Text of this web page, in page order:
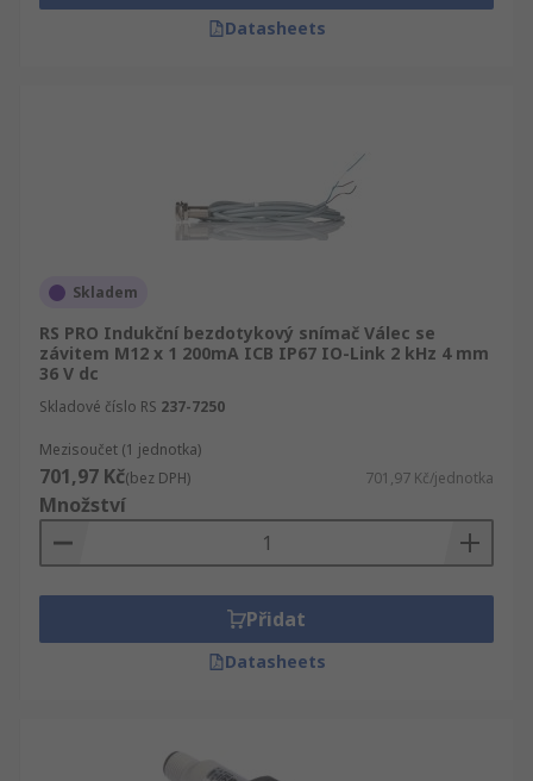
Datasheets
Skladem
RS PRO Indukční bezdotykový snímač Válec se
závitem M12 x 1 200mA ICB IP67 IO-Link 2 kHz 4 mm
36 V dc
Skladové číslo RS 237-7250
Mezisoučet (1 jednotka)
701,97 Kč(bez DPH) 701,97 Kč/jednotka
Množství
Přidat
Datasheets